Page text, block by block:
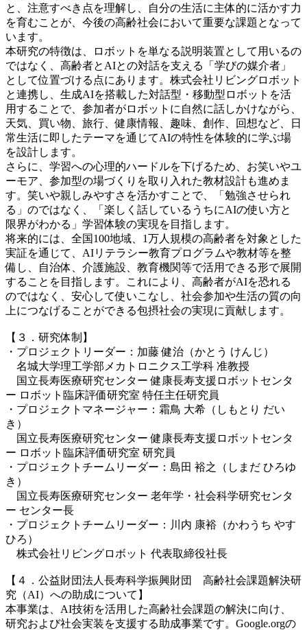
と、注意すべき点を理解し、自分の生活に主体的に活かす力
を育むことが、今後の高齢社会において重要な課題となって
います。
本研究の特徴は、ロボットを単なる説明装置として用いるの
ではなく、高齢者とAIとの対話を支える「学びの媒介者」
として位置づける点にあります。株式会社リビングロボット
と連携し、生成AIを搭載した対話型・移動型ロボットを活
用することで、参加者がロボットに自然に話しかけながら、
天気、買い物、旅行、健康情報、趣味、創作、回想など、日
常生活に即したテーマを通じてAIの特性を体験的に学ぶ場
を設計します。
さらに、学習への心理的ハードルを下げるため、お笑いやユ
ーモア、参加型の場づくりを取り入れた教材設計も進めま
す。笑いや親しみやすさを活かすことで、「勉強させられ
る」のではなく、「楽しく話しているうちにAIの使い方と
限界がわかる」学習体験の実現を目指します。
将来的には、全国100地域、1万人規模の高齢者を対象とした
実証を通じて、AIリテラシー教育プログラムや教材等を整
備し、自治体、介護施設、教育機関等で活用できる形で展開
することを目指します。これにより、高齢者がAIを恐れる
のではなく、安心して使いこなし、社会参加や生活の質の向
上につなげることができる包摂社会の実現に貢献します。
【３．研究体制】
・プロジェクトリーダー：加藤 健治（かとう けんじ）
名城大学理工学部メカトロニクス工学科 准教授
国立長寿医療研究センター 健康長寿支援ロボットセンタ
ー ロボット臨床評価研究室 特任主任研究員
・プロジェクトマネージャー：霜鳥 大希（しもとり だい
き）
国立長寿医療研究センター 健康長寿支援ロボットセンタ
ー ロボット臨床評価研究室 研究員
・プロジェクトチームリーダー：島田 裕之（しまだ ひろゆ
き）
国立長寿医療研究センター 老年学・社会科学研究センタ
ー センター長
・プロジェクトチームリーダー：川内 康裕（かわうち やす
ひろ）
株式会社リビングロボット 代表取締役社長
【４．公益財団法人長寿科学振興財団 高齢社会課題解決研
究（AI）への助成について】
本事業は、AI技術を活用した高齢社会課題の解決に向け、
研究および社会実装を支援する助成事業です。Google.orgの